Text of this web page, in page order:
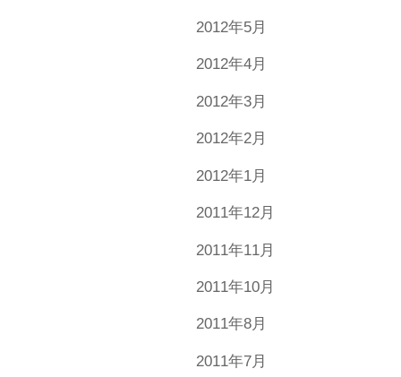
2012年5月
2012年4月
2012年3月
2012年2月
2012年1月
2011年12月
2011年11月
2011年10月
2011年8月
2011年7月